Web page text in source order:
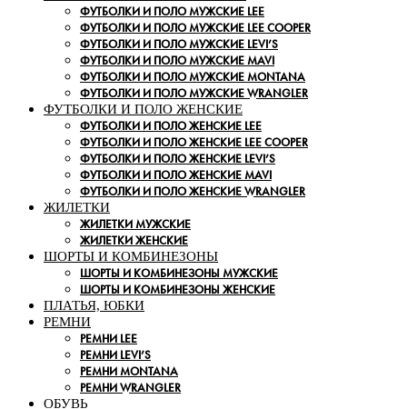
ФУТБОЛКИ И ПОЛО МУЖСКИЕ LEE
ФУТБОЛКИ И ПОЛО МУЖСКИЕ LEE COOPER
ФУТБОЛКИ И ПОЛО МУЖСКИЕ LEVI’S
ФУТБОЛКИ И ПОЛО МУЖСКИЕ MAVI
ФУТБОЛКИ И ПОЛО МУЖСКИЕ MONTANA
ФУТБОЛКИ И ПОЛО МУЖСКИЕ WRANGLER
ФУТБОЛКИ И ПОЛО ЖЕНСКИЕ
ФУТБОЛКИ И ПОЛО ЖЕНСКИЕ LEE
ФУТБОЛКИ И ПОЛО ЖЕНСКИЕ LEE COOPER
ФУТБОЛКИ И ПОЛО ЖЕНСКИЕ LEVI’S
ФУТБОЛКИ И ПОЛО ЖЕНСКИЕ MAVI
ФУТБОЛКИ И ПОЛО ЖЕНСКИЕ WRANGLER
ЖИЛЕТКИ
ЖИЛЕТКИ МУЖСКИЕ
ЖИЛЕТКИ ЖЕНСКИЕ
ШОРТЫ И КОМБИНЕЗОНЫ
ШОРТЫ И КОМБИНЕЗОНЫ МУЖСКИЕ
ШОРТЫ И КОМБИНЕЗОНЫ ЖЕНСКИЕ
ПЛАТЬЯ, ЮБКИ
РЕМНИ
РЕМНИ LEE
РЕМНИ LEVI’S
РЕМНИ MONTANA
РЕМНИ WRANGLER
ОБУВЬ